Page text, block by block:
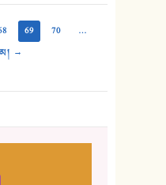
69 70
…
→